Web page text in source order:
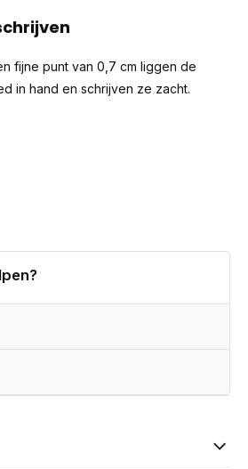
fijne punt van 0,7 cm liggen de
in hand en schrijven ze zacht.